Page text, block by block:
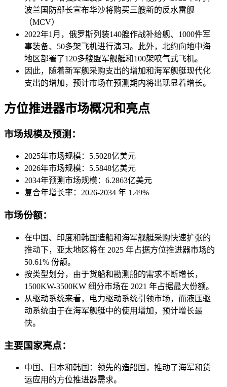
波兰国防部长宣布华沙将购买三艘新的反水雷舰
（MCV）
2022年1月，俄罗斯列装140艘作战补给舰、1000件军
事装备、50多架飞机进行演习。此外，北约向地中海
地区部署了120多艘盟军舰艇和100架喷气式飞机。
因此，随着新军舰采购支出的增加和海军舰艇现代化
支出的增加，预计市场在预测期内将出现显着增长。
方位推进器市场概况和亮点
市场规模及预测：
2025年市场规模：5.5028亿美元
2026年市场规模：5.5848亿美元
2034年预测市场规模：6.2863亿美元
复合年增长率：2026-2034 年 1.49%
市场份额：
在中国、印度和韩国造船和海军舰艇采购快速扩张的
推动下，亚太地区将在 2025 年占据方位推进器市场的
50.61% 份额。
按类型划分，由于货船和勘测船的需求不断增长，
1500KW-3500KW 细分市场在 2021 年占据最大份额。
从驱动系统来看，电力驱动系统引领市场，而液压驱
动系统由于在海军舰艇中的使用增加，预计增长最
快。
主要国家亮点：
中国、日本和韩国：领先的造船国，推动了海军和货
运应用的方位推进器需求。